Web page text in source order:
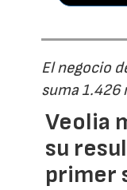
El negocio
suma 1.426
Veolia
su
primer